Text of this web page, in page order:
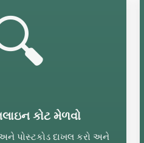
કોટ મેળવો
પોસ્ટકોડ દાખલ કરો અને